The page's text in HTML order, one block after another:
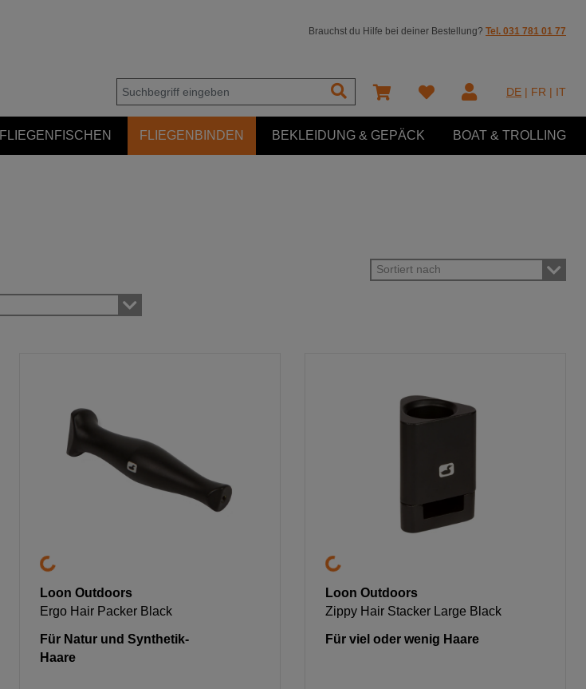
Brauchst du Hilfe bei deiner Bestellung? Tel. 031 781 01 77
DE FR IT
FLIEGENFISCHEN FLIEGENBINDEN BEKLEIDUNG & GEPÄCK BOAT & TROLLING
Sortiert nach
Loon Outdoors
Ergo Hair Packer Black
Für Natur und Synthetik-
Haare
Loon Outdoors
Zippy Hair Stacker Large Black
Für viel oder wenig Haare